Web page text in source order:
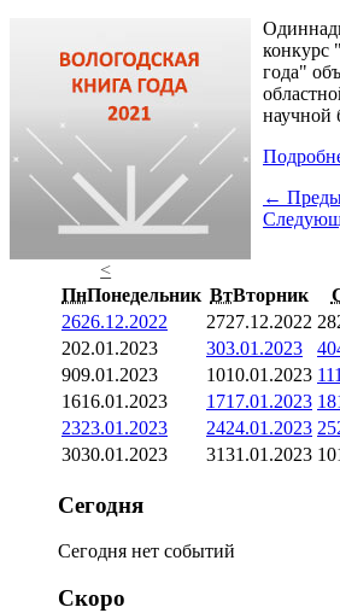
конкурс
года"
научной
←
<
ПнПонедельник ВтВторник
2626.12.2022 2727.12.2022 28
202.01.2023 303.01.2023 4
909.01.2023 1010.01.2023 11
1616.01.2023 1717.01.2023 18
2323.01.2023 2424.01.2023 25
3030.01.2023 3131.01.2023 1
Сегодня
Сегодня нет событий
Скоро